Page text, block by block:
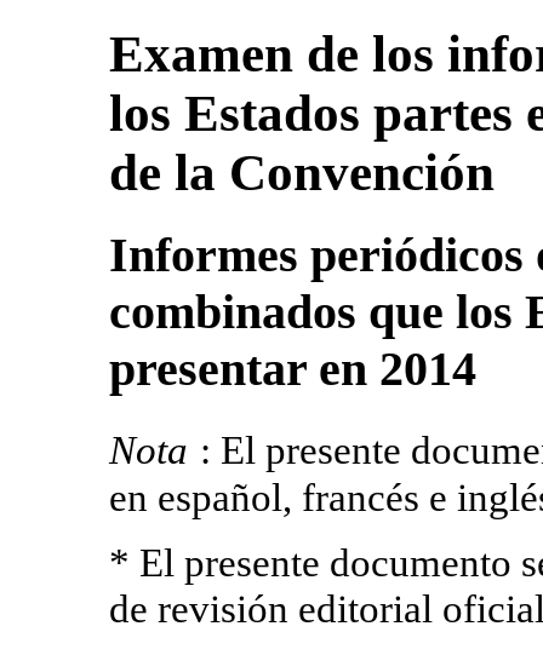
Examen de los
los Estados
de la Convención
Informes periódicos
combinados que los
presentar en 2014
Nota : El presente
en español, francés e
* El presente documento
de revisión editorial